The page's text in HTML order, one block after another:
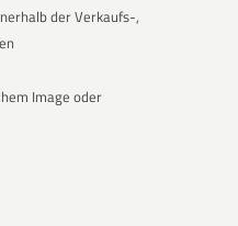
der Verkaufs-,
Image oder